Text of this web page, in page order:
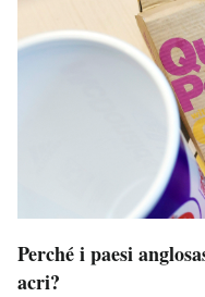
AREA PERSONALE
Area Personale
Notifiche mobile
Perché i paesi
acri?